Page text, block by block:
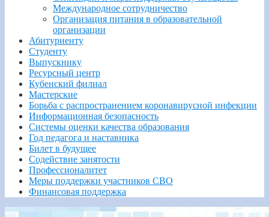
Международное сотрудничество
Организация питания в образовательной
организации
Абитуриенту
Студенту
Выпускнику
Ресурсный центр
Кубенский филиал
Мастерские
Борьба с распространением коронавирусной инфекции
Информационная безопасность
Системы оценки качества образования
Год педагога и наставника
Билет в будущее
Содействие занятости
Профессионалитет
Меры поддержки участников СВО
Финансовая поддержка